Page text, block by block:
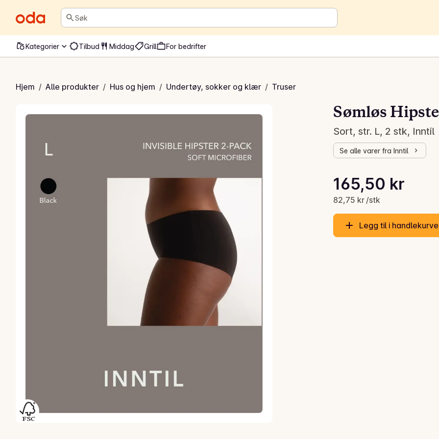
Søk
Kategorier Tilbud Middag Grill For bedrifter
Hjem / Alle produkter / Hus og hjem / Undertøy, sokker og klær / Truser
Hipster
Sømløs
Sort, str. L, 2 stk, Inntil
Se alle varer fra Inntil
Gjeldende pris er: 165,50 kr
165,50 kr
82,75 kr /stk
Stykkpris: 82,75 kr /stk
Legg til i